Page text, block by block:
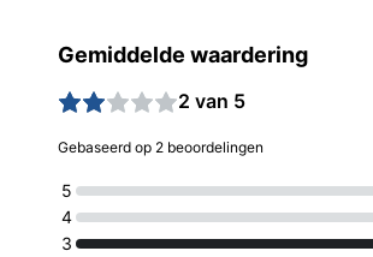
Gemiddelde waardering
2 van 5
Gebaseerd op 2 beoordelingen
5
4
3